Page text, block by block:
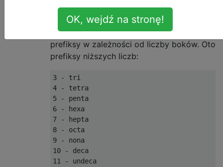
Wszystkie wielokąty mają przyrostek
Dla każdego wielokąta istnieją określone
prefiksy w zależności od liczby boków. Oto
prefiksy niższych liczb:
3 - tri
4 - tetra
5 - penta
6 - hexa
7 - hepta
8 - octa
9 - nona
10 - deca
11 - undeca
OK, wejdź na stronę!